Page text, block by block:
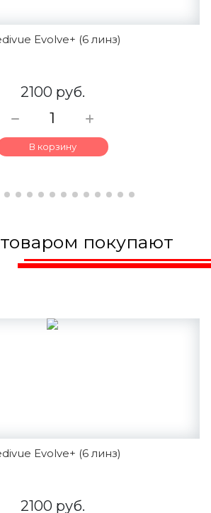
Evolve+ (6 линз)
2100 руб.
В корзину
покупают
Evolve+ (6 линз)
2100 руб.